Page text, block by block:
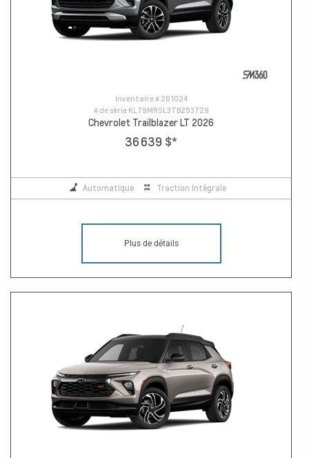
Inventaire # 261024
# de série KL79MRSL3TB253729
Chevrolet Trailblazer LT 2026
36 639 $*
Automatique Traction Intégrale
Plus de détails